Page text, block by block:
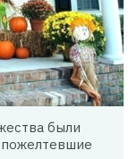
были